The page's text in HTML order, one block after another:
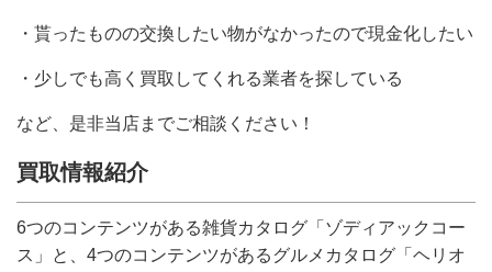
・貰ったものの交換したい物がなかったので現金化したい
・少しでも高く買取してくれる業者を探している
など、是非当店までご相談ください！
買取情報紹介
6つのコンテンツがある雑貨カタログ「ゾディアックコー
ス」と、4つのコンテンツがあるグルメカタログ「ヘリオ